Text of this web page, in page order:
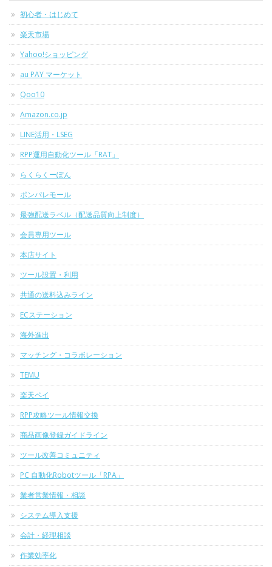
初心者・はじめて
楽天市場
Yahoo!ショッピング
au PAY マーケット
Qoo10
Amazon.co.jp
LINE活用・LSEG
RPP運用自動化ツール「RAT」
らくらくーぽん
ポンパレモール
最強配送ラベル（配送品質向上制度）
会員専用ツール
本店サイト
ツール設置・利用
共通の送料込みライン
ECステーション
海外進出
マッチング・コラボレーション
TEMU
楽天ペイ
RPP攻略ツール情報交換
商品画像登録ガイドライン
ツール改善コミュニティ
PC 自動化Robotツール「RPA」
業者営業情報・相談
システム導入支援
会計・経理相談
作業効率化